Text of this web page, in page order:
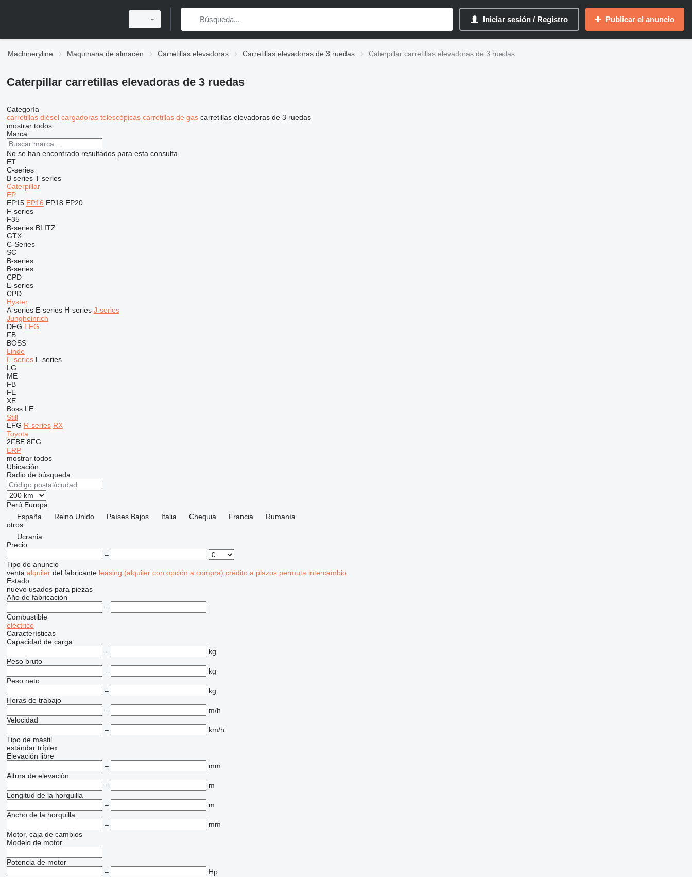
Iniciar sesión / Registro Publicar el anuncio
Machineryline Maquinaria de almacén Carretillas elevadoras Carretillas elevadoras de 3 ruedas Caterpillar carretillas elevadoras de 3 ruedas
Caterpillar carretillas elevadoras de 3 ruedas
Categoría
carretillas diésel cargadoras telescópicas carretillas de gas carretillas elevadoras de 3 ruedas
mostrar todos
Marca
No se han encontrado resultados para esta consulta
ET
C-series
B series T series
Caterpillar
EP
EP15 EP16 EP18 EP20
F-series
F35
B-series BLITZ
GTX
C-Series
SC
B-series
B-series
CPD
E-series
CPD
Hyster
A-series E-series H-series J-series
Jungheinrich
DFG EFG
FB
BOSS
Linde
E-series L-series
LG
ME
FB
FE
XE
Boss LE
Still
EFG R-series RX
Toyota
2FBE 8FG
ERP
mostrar todos
Ubicación
Radio de búsqueda
Perú Europa
España
Reino Unido Países Bajos Italia Chequia Francia
Rumanía
otros
Ucrania
Precio
–
Tipo de anuncio
venta alquiler del fabricante leasing (alquiler con opción a compra) crédito a plazos permuta intercambio
Estado
nuevo usados para piezas
Año de fabricación
–
Combustible
eléctrico
Características
Capacidad de carga
–
kg
Peso bruto
–
kg
Peso neto
–
kg
Horas de trabajo
–
m/h
Velocidad
–
km/h
Tipo de mástil
estándar tríplex
Elevación libre
–
mm
Altura de elevación
–
m
Longitud de la horquilla
–
m
Ancho de la horquilla
–
mm
Motor, caja de cambios
Modelo de motor
Potencia de motor
–
Hp